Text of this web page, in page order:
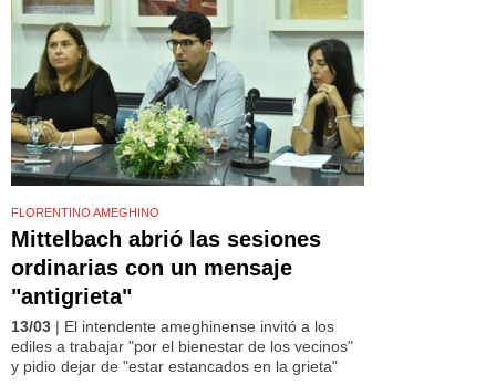
FLORENTINO AMEGHINO
Mittelbach abrió las sesiones
ordinarias con un mensaje
"antigrieta"
13/03 | El intendente ameghinense invitó a los
ediles a trabajar "por el bienestar de los vecinos"
y pidio dejar de "estar estancados en la grieta"